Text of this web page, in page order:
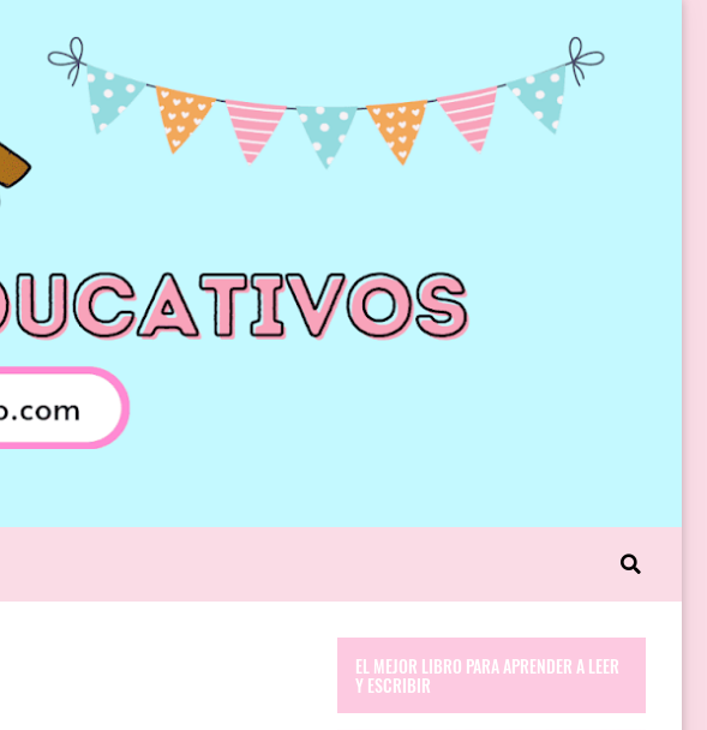
EL MEJOR LIBRO PARA APRENDER A LEER
Y ESCRIBIR